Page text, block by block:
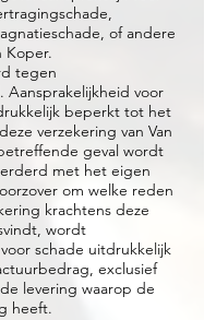
of andere
Koper.
tegen
Aansprakelijkheid voor
beperkt tot het
verzekering van Van
geval wordt
met het eigen
om welke reden
krachtens deze
wordt
schade uitdrukkelijk
exclusief
levering waarop de
heeft.